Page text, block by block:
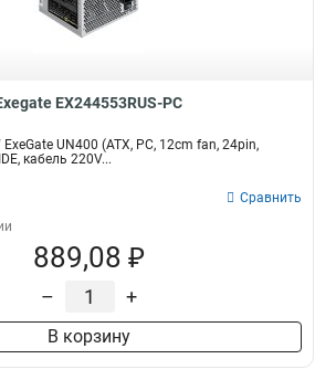
EX244553RUS-PC
UN400 (ATX, PC, 12cm fan, 24pin,
кабель 220V...
Сравнить
889,08 ₽
– +
В корзину